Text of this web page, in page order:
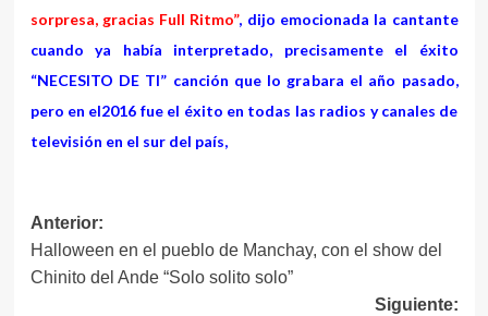
sorpresa, gracias Full Ritmo”, dijo emocionada la cantante
cuando ya había interpretado, precisamente el éxito
“NECESITO DE TI” canción que lo grabara el año pasado,
pero en el2016 fue el éxito en todas las radios y canales de
televisión en el sur del país,
Navegación
de
Anterior:
Halloween en el pueblo de Manchay, con el show del
Chinito del Ande “Solo solito solo”
Siguiente: